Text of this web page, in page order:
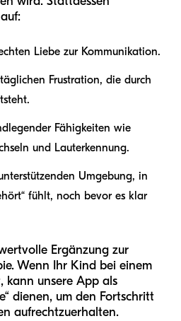
Liebe zur Kommunikation.
Frustration, die durch
Fähigkeiten wie
und Lauterkennung.
Umgebung, in
fühlt, noch bevor es klar
Ergänzung zur
Wenn Ihr Kind bei einem
kann unsere App als
dienen, um den Fortschritt
aufrechtzuerhalten.